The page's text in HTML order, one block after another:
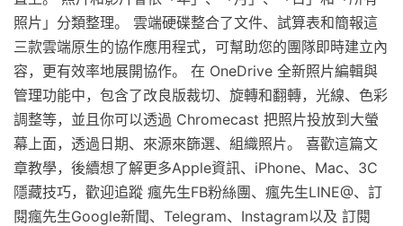
照片」分類整理。 雲端硬碟整合了文件、試算表和簡報這
三款雲端原生的協作應用程式，可幫助您的團隊即時建立內
容，更有效率地展開協作。 在 OneDrive 全新照片編輯與
管理功能中，包含了改良版裁切、旋轉和翻轉，光線、色彩
調整等，並且你可以透過 Chromecast 把照片投放到大螢
幕上面，透過日期、來源來篩選、組織照片。 喜歡這篇文
章教學，後續想了解更多Apple資訊、iPhone、Mac、3C
隱藏技巧，歡迎追蹤 瘋先生FB粉絲團、瘋先生LINE@、訂
閱瘋先生Google新聞、Telegram、Instagram以及 訂閱